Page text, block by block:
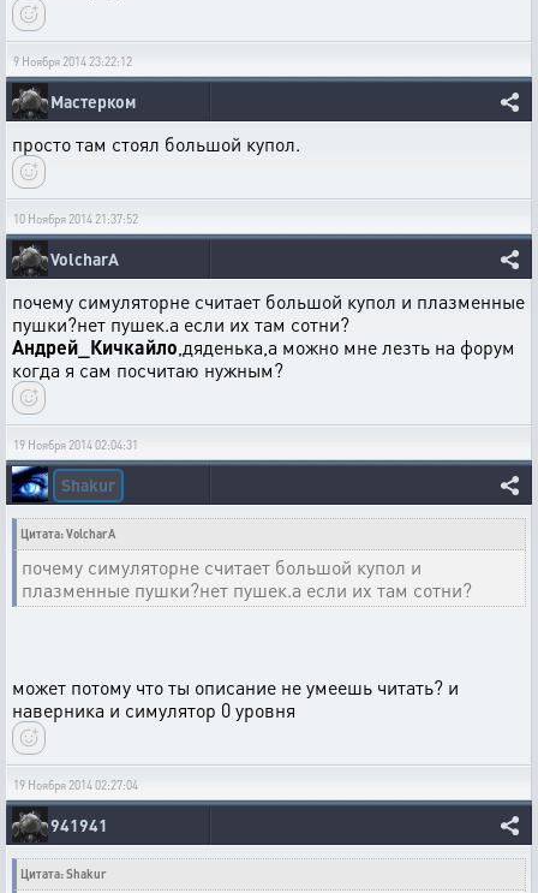
9 Ноября 2014 23:22:12
Мастерком
просто там стоял большой купол.
10 Ноября 2014 21:37:52
VolcharA
почему симуляторне считает большой купол и плазменные
пушки?нет пушек.а если их там сотни?
Андрей_Кичкайло ,дяденька,а можно мне лезть на форум
когда я сам посчитаю нужным?
19 Ноября 2014 02:04:31
Shakur
Цитата: VolcharA
почему симуляторне считает большой купол и
плазменные пушки?нет пушек.а если их там сотни?
может потому что ты описание не умеешь читать? и
наверника и симулятор 0 уровня
19 Ноября 2014 02:27:04
941941
Цитата: Shakur